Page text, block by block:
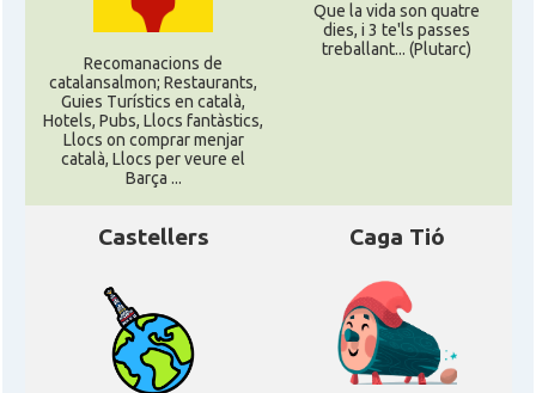
Recomanacions de
catalansalmon; Restaurants,
Guies Turístics en català,
Hotels, Pubs, Llocs fantàstics,
Llocs on comprar menjar
català, Llocs per veure el
Barça ...
Que la vida son quatre
dies, i 3 te'ls passes
treballant... (Plutarc)
Castellers Caga Tió